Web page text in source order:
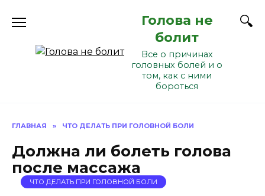
Голова не
болит
Все о причинах
головных болей и о
том, как с ними
бороться
ГЛАВНАЯ » ЧТО ДЕЛАТЬ ПРИ ГОЛОВНОЙ БОЛИ
Должна ли болеть голова
после массажа
ЧТО ДЕЛАТЬ ПРИ ГОЛОВНОЙ БОЛИ